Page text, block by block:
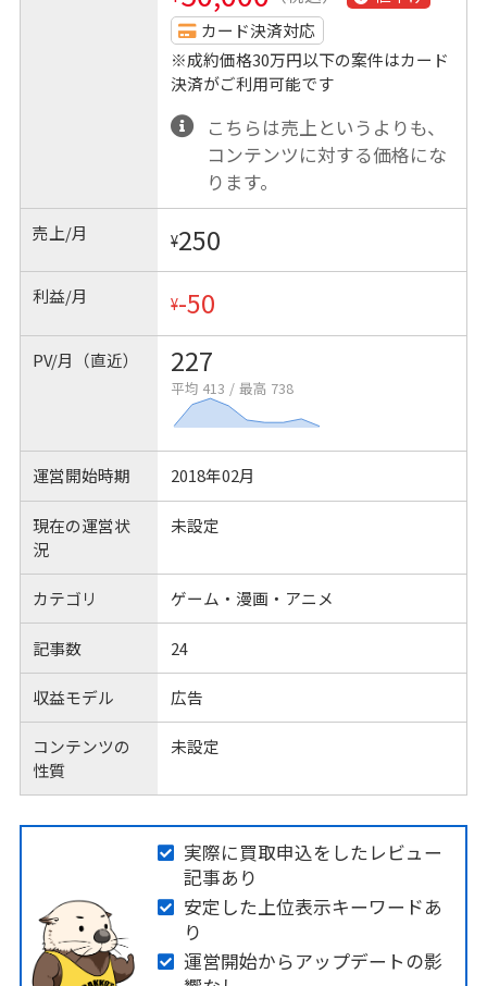
カード決済対応
※成約価格30万円以下の案件はカード
決済がご利用可能です
こちらは売上というよりも、
コンテンツに対する価格にな
ります。
売上/月 ¥250
利益/月 ¥-50
PV/月（直近） 227
平均 413 / 最高 738
運営開始時期 2018年02月
現在の運営状
況
未設定
カテゴリ ゲーム・漫画・アニメ
記事数 24
収益モデル 広告
コンテンツの
性質
未設定
実際に買取申込をしたレビュー
記事あり
安定した上位表示キーワードあ
り
運営開始からアップデートの影